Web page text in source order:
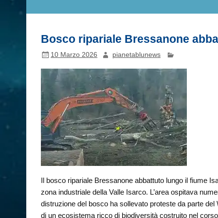
Bosco ripariale Bressanone
10 Marzo 2026 pianetablunews
Il bosco ripariale Bressanone abbattuto lungo il fiume
zona industriale della Valle Isarco. L’area ospitava
distruzione del bosco ha sollevato proteste da parte
di un ecosistema ricco di biodiversità costruito nel